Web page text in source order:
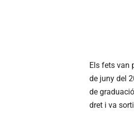
Els fets van
de juny del
de
dret i va